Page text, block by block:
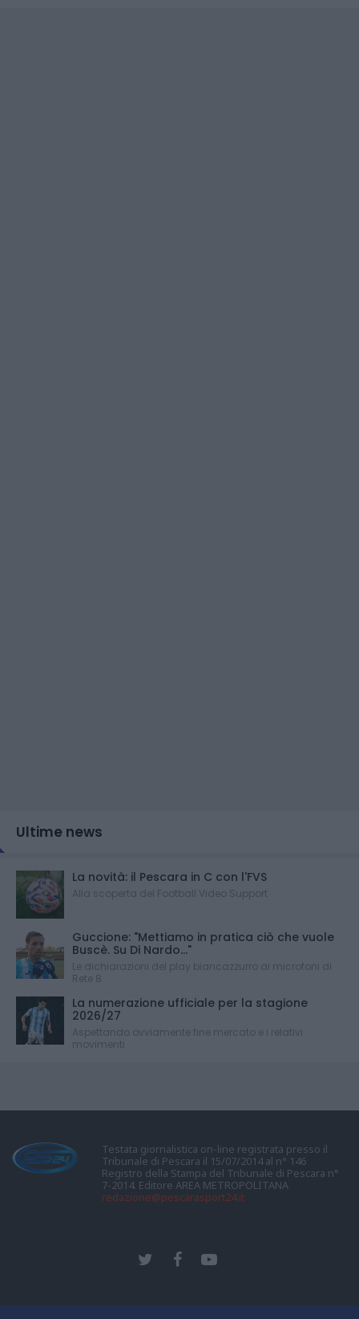
Ultime news
La novità: il Pescara in C con l'FVS
Alla scoperta del Football Video Support
Guccione: "Mettiamo in pratica ciò che vuole
Buscè. Su Di Nardo..."
Le dichiarazioni del play biancazzurro ai microfoni di
Rete 8
La numerazione ufficiale per la stagione
2026/27
Aspettando ovviamente fine mercato e i relativi
movimenti
Testata giornalistica on-line registrata presso il
Tribunale di Pescara il 15/07/2014 al n° 146
Registro della Stampa del Tribunale di Pescara n°
7-2014. Editore AREA METROPOLITANA
redazione@pescarasport24.it